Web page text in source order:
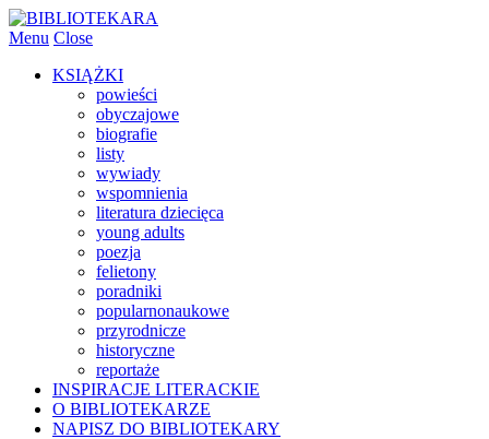
Menu Close
KSIĄŻKI
powieści
obyczajowe
biografie
listy
wywiady
wspomnienia
literatura dziecięca
young adults
poezja
felietony
poradniki
popularnonaukowe
przyrodnicze
historyczne
reportaże
INSPIRACJE LITERACKIE
O BIBLIOTEKARZE
NAPISZ DO BIBLIOTEKARY